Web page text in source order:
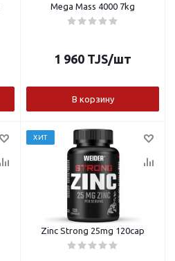
Mega Mass 4000 7kg
1 960 TJS/шт
В корзину
ХИТ
Zinc Strong 25mg 120cap